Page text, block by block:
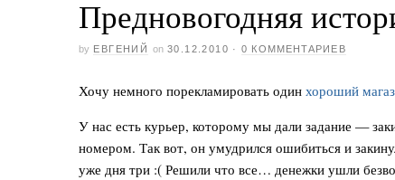
Предновогодняя
by ЕВГЕНИЙ on 30.12.2010 ·0 КОММЕНТАРИЕВ
Хочу немного порекламировать один хороший
У нас есть курьер, которому мы дали задание —
номером. Так вот, он умудрился ошибиться и
уже дня три :( Решили что все… денежки ушли